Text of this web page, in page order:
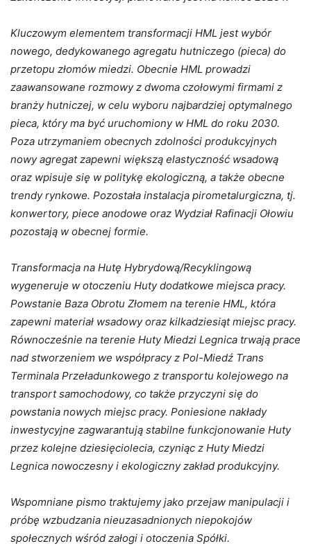
Kluczowym elementem transformacji HML jest wybór
nowego, dedykowanego agregatu hutniczego (pieca) do
przetopu złomów miedzi. Obecnie HML prowadzi
zaawansowane rozmowy z dwoma czołowymi firmami z
branży hutniczej, w celu wyboru najbardziej optymalnego
pieca, który ma być uruchomiony w HML do roku 2030.
Poza utrzymaniem obecnych zdolności produkcyjnych
nowy agregat zapewni większą elastyczność wsadową
oraz wpisuje się w politykę ekologiczną, a także obecne
trendy rynkowe. Pozostała instalacja pirometalurgiczna, tj.
konwertory, piece anodowe oraz Wydział Rafinacji Ołowiu
pozostają w obecnej formie.
Transformacja na Hutę Hybrydową/Recyklingową
wygeneruje w otoczeniu Huty dodatkowe miejsca pracy.
Powstanie Baza Obrotu Złomem na terenie HML, która
zapewni materiał wsadowy oraz kilkadziesiąt miejsc pracy.
Równocześnie na terenie Huty Miedzi Legnica trwają prace
nad stworzeniem we współpracy z Pol-Miedź Trans
Terminala Przeładunkowego z transportu kolejowego na
transport samochodowy, co także przyczyni się do
powstania nowych miejsc pracy. Poniesione nakłady
inwestycyjne zagwarantują stabilne funkcjonowanie Huty
przez kolejne dziesięciolecia, czyniąc z Huty Miedzi
Legnica nowoczesny i ekologiczny zakład produkcyjny.
Wspomniane pismo traktujemy jako przejaw manipulacji i
próbę wzbudzania nieuzasadnionych niepokojów
społecznych wśród załogi i otoczenia Spółki.